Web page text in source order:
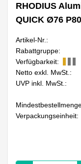
RHODIUS
QUICK Ø76 P80
Artikel-Nr.:
Rabattgruppe:
Verfügbarkeit:
Netto exkl. MwSt.:
UVP inkl. MwSt.:
Verpackungseinheit: